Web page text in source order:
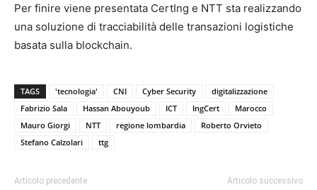
Per finire viene presentata CertIng e NTT sta realizzando
una soluzione di tracciabilità delle transazioni logistiche
basata sulla blockchain.
TAGS 'tecnologia' CNI Cyber Security
digitalizzazione
Fabrizio Sala
Hassan Abouyoub ICT IngCert
Marocco
Mauro Giorgi
NTT regione lombardia
Roberto Orvieto
Stefano Calzolari
ttg
Articolo precedente Articolo successivo